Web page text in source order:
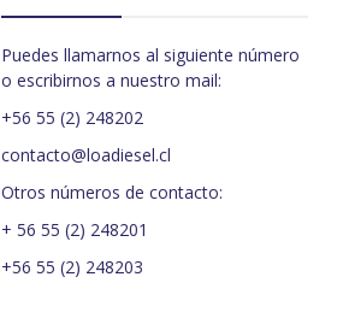
Puedes llamarnos al siguiente número
o escribirnos a nuestro mail:
+56 55 (2) 248202
contacto@loadiesel.cl
Otros números de contacto:
+ 56 55 (2) 248201
+56 55 (2) 248203